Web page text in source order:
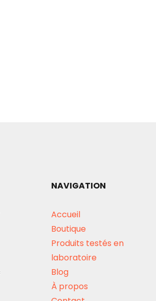
NAVIGATION
Accueil
Boutique
Produits testés en
laboratoire
Blog
À propos